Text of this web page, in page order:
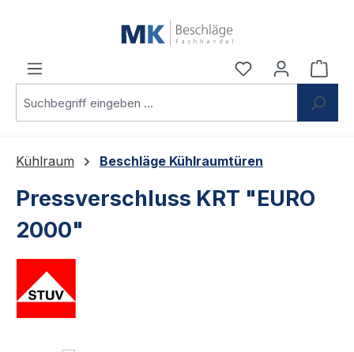
Du hast 0
Kühlraum Beschläge Kühlraumtüren
Pressverschluss KRT "EURO
2000"